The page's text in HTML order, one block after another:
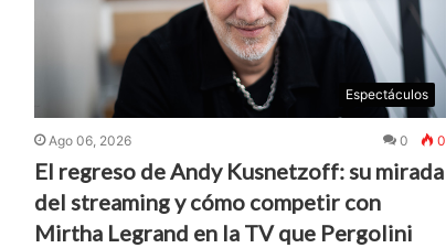
Espectáculos
Ago 06, 2026 0 0
El regreso de Andy Kusnetzoff: su mirada
del streaming y cómo competir con
Mirtha Legrand en la TV que Pergolini